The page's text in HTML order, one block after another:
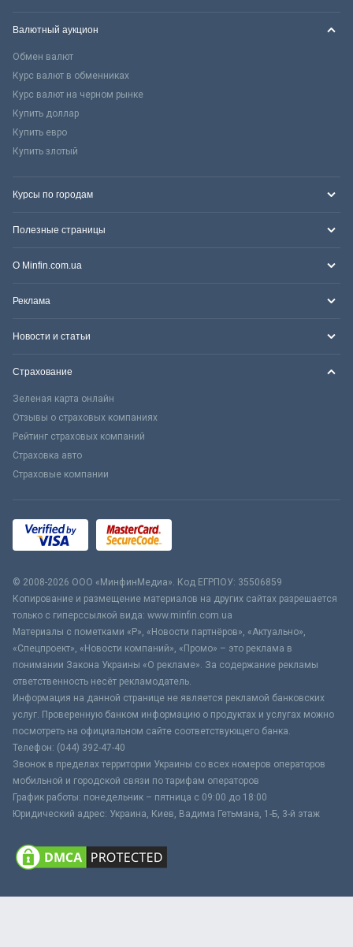
Валютный аукцион
Обмен валют
Курс валют в обменниках
Курс валют на черном рынке
Купить доллар
Купить евро
Купить злотый
Курсы по городам
Полезные страницы
О Minfin.com.ua
Реклама
Новости и статьи
Страхование
Зеленая карта онлайн
Отзывы о страховых компаниях
Рейтинг страховых компаний
Страховка авто
Страховые компании
© 2008-2026 ООО «МинфинМедиа». Код ЕГРПОУ: 35506859
Копирование и размещение материалов на других сайтах разрешается
только с гиперссылкой вида: www.minfin.com.ua
Материалы с пометками «Р», «Новости партнёров», «Актуально»,
«Спецпроект», «Новости компаний», «Промо» – это реклама в
понимании Закона Украины «О рекламе». За содержание рекламы
ответственность несёт рекламодатель.
Информация на данной странице не является рекламой банковских
услуг. Проверенную банком информацию о продуктах и услугах можно
посмотреть на официальном сайте соответствующего банка.
Телефон: (044) 392-47-40
Звонок в пределах территории Украины со всех номеров операторов
мобильной и городской связи по тарифам операторов
График работы: понедельник – пятница с 09:00 до 18:00
Юридический адрес: Украина, Киев, Вадима Гетьмана, 1-Б, 3-й этаж